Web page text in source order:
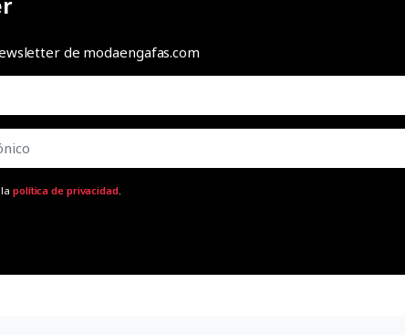
de modaengafas.com
lapolítica de privacidad.